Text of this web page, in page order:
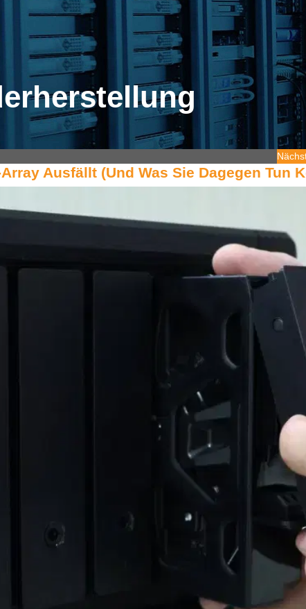
Ausfällt (Und Was Sie Dagegen Tun